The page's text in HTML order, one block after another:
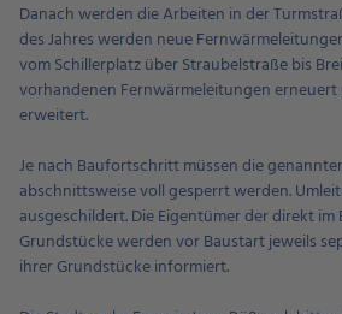
Danach werden die Arbeiten in der
des Jahres werden neue
vom Schillerplatz über Straubelstraße bis
vorhandenen Fernwärmeleitungen
erweitert.
Je nach Baufortschritt müssen die
abschnittsweise voll gesperrt werden.
ausgeschildert. Die Eigentümer der direkt
Grundstücke werden vor Baustart jeweils
ihrer Grundstücke informiert.